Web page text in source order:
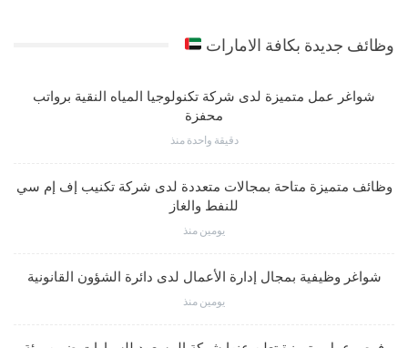
وظائف جديدة بكافة الامارات
شواغر عمل متميزة لدى شركة تكنولوجيا المياه النقية برواتب
محفزة
دقيقة واحدة منذ
وظائف متميزة متاحة بمجالات متعددة لدى شركة تكنيب إف إم سي
للنفط والغاز
يومين منذ
شواغر وظيفية بمجال إدارة الأعمال لدى دائرة الشؤون القانونية
يومين منذ